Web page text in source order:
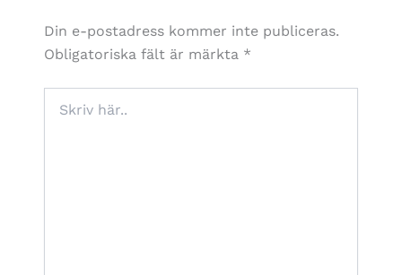
Din e-postadress kommer inte publiceras.
Obligatoriska fält är märkta *
här..